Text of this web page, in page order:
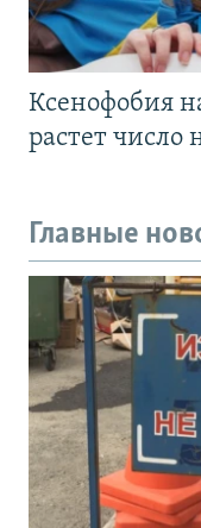
Ксенофобия
растет число
Главные